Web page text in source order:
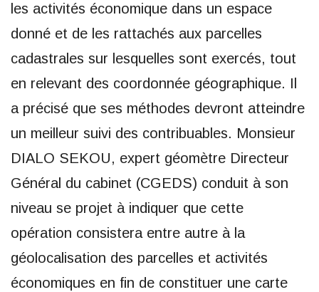
les activités économique dans un espace
donné et de les rattachés aux parcelles
cadastrales sur lesquelles sont exercés, tout
en relevant des coordonnée géographique. Il
a précisé que ses méthodes devront atteindre
un meilleur suivi des contribuables. Monsieur
DIALO SEKOU, expert géomètre Directeur
Général du cabinet (CGEDS) conduit à son
niveau se projet à indiquer que cette
opération consistera entre autre à la
géolocalisation des parcelles et activités
économiques en fin de constituer une carte